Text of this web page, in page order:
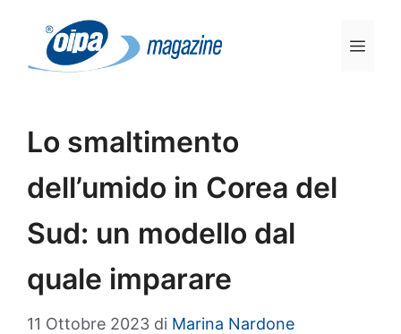
contenuto
Lo smaltimento
dell’umido in Corea del
Sud: un modello dal
quale imparare
11 Ottobre 2023 di Marina Nardone